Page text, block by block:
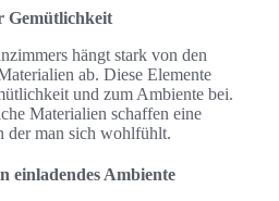
Gemütlichkeit
hängt stark von den
ab. Diese Elemente
und zum Ambiente bei.
Materialien schaffen eine
der man sich wohlfühlt.
einladendes Ambiente